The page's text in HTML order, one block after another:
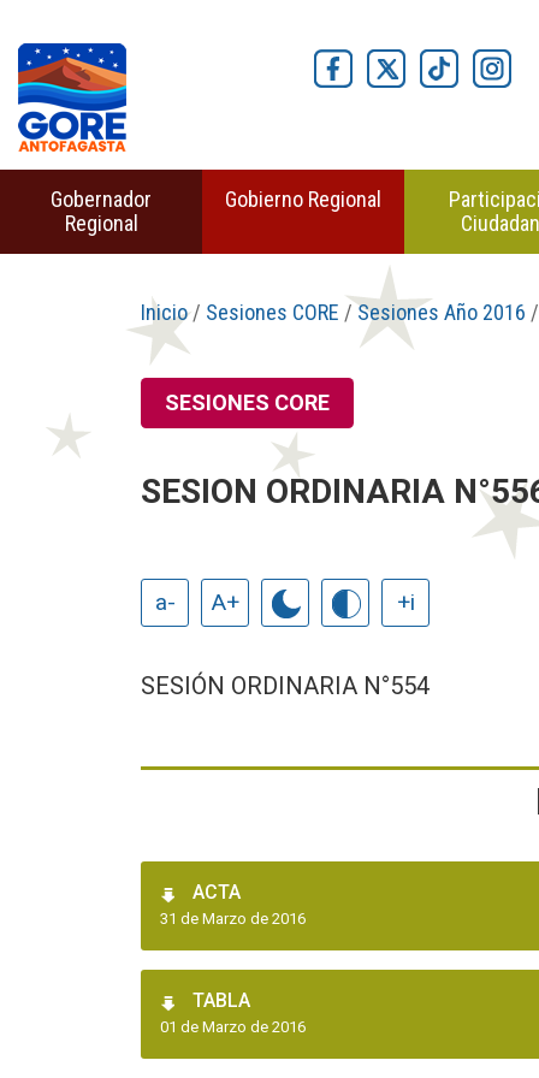
Gobernador
Regional
Gobierno Regional
Inicio/ Sesiones CORE / Sesiones Año 2016
SESIONES CORE
SESION ORDINARIA
a- A+ +i
SESIÓN ORDINARIA N°554
ACTA
31 de Marzo de 2016
TABLA
01 de Marzo de 2016